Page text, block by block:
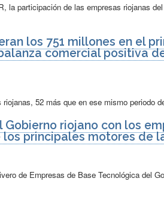
la participación de las empresas riojanas
los 751 millones en el
comercial positiva
52 más que en ese mismo periodo
Gobierno riojano con los
principales motores de
de Empresas de Base Tecnológica del